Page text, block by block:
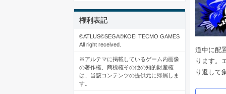
道中に配
ります。
り返して
権利表記
©ATLUS©SEGA©KOEI TECMO GAMES
All right received.
※アルテマに掲載しているゲーム内画像
の著作権、商標権その他の知的財産権
は、当該コンテンツの提供元に帰属しま
す。